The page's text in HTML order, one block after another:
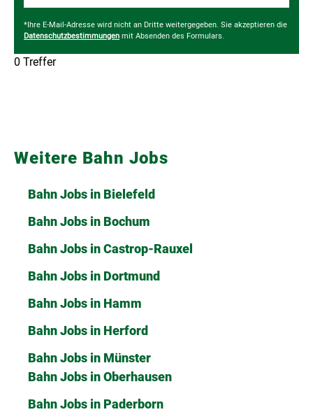
Weitere Bahn Jobs
Bahn Jobs in Bielefeld
Bahn Jobs in Bochum
Bahn Jobs in Castrop-Rauxel
Bahn Jobs in Dortmund
Bahn Jobs in Hamm
Bahn Jobs in Herford
Bahn Jobs in Münster
Bahn Jobs in Oberhausen
Bahn Jobs in Paderborn